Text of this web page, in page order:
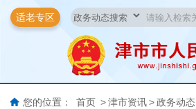
适老专区
您的位置： 首页 > 津市资讯 > 政务动态